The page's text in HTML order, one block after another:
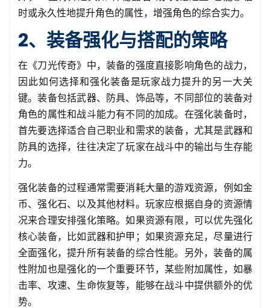
时或永久性地提升角色的属性，增强角色的综合实力。
2、装备强化与搭配的策略
在《刀光传奇》中，装备的强度直接影响角色的战力，
因此如何选择和强化装备是玩家战力提升的另一大关
键。装备包括武器、防具、饰品等，不同部位的装备对
角色的属性和战斗能力有不同的加成。在强化装备时，
首先要选择适合自己职业和需求的装备，尤其是武器和
防具的选择，往往决定了玩家在战斗中的输出与生存能
力。
强化装备的过程通常需要消耗大量的游戏资源，例如金
币、强化石、以及其他材料。玩家应根据自身的资源情
况来合理安排强化策略。如果资源有限，可以优先强化
核心装备，比如武器和护甲；如果资源充足，尽量进行
全面强化，提升所有装备的综合性能。另外，装备的属
性附加也是强化的一个重要环节，某些附加属性，如暴
击率、攻速、生命恢复等，能够在战斗中提供额外的优
势。